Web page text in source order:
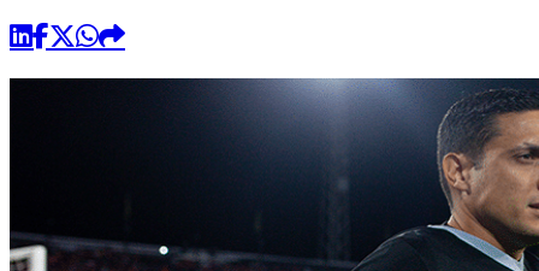
Universidad Católica
Universidad de Chile
Política
Sustentabilidad
Comercial